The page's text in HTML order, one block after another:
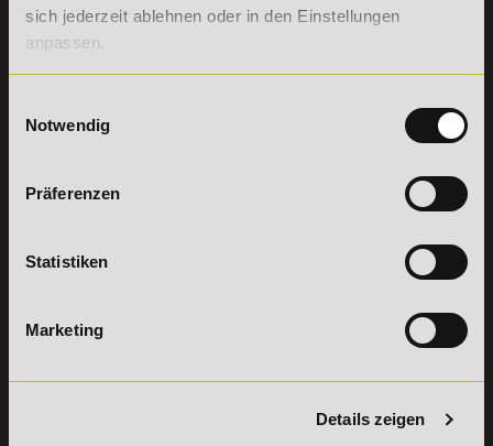
sich jederzeit ablehnen oder in den Einstellungen
anpassen.
Notwendig
Präferenzen
Statistiken
Marketing
Details zeigen
DeLSt GmbH - Deutsches eLearning Studieninstitut
71522Backnang
Fax:+49 (0) 7191 - 22 986 - 99
Freitag: 8:00 - 17:00 Uhr